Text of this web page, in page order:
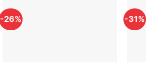
-26% -31%